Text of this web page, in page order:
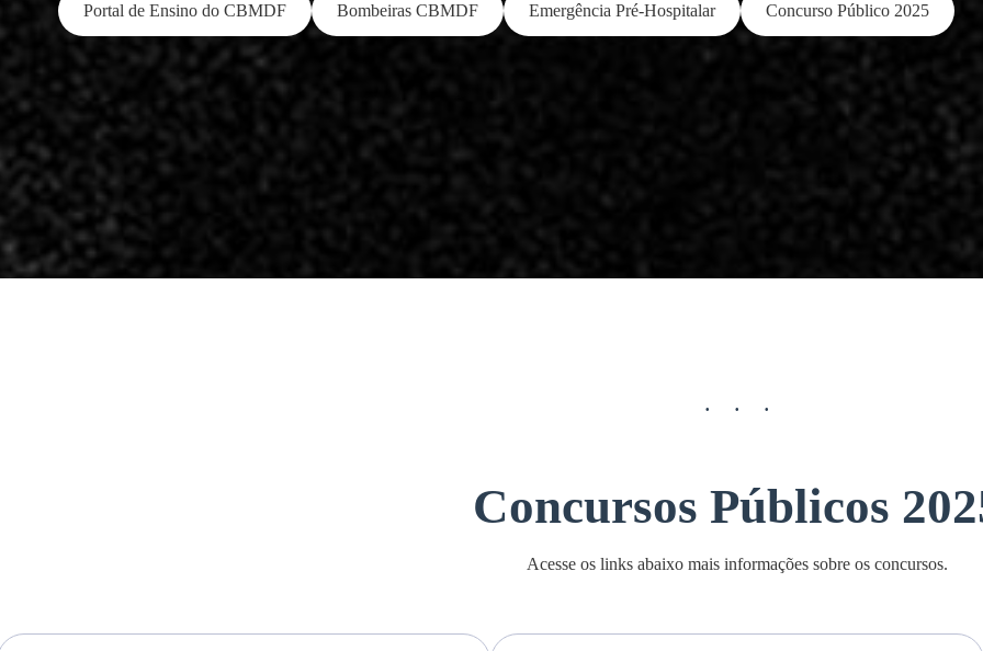
Portal de Ensino do CBMDF Bombeiras CBMDF Emergência Pré-Hospitalar Concurso Público 2025
Concursos Públicos
Acesse os links abaixo mais informações sobre os concursos.